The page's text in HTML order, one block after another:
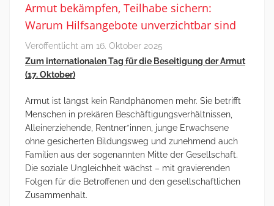
Armut bekämpfen, Teilhabe sichern:
Warum Hilfsangebote unverzichtbar sind
Veröffentlicht am 16. Oktober 2025
Zum internationalen Tag für die Beseitigung der Armut
(17. Oktober)
Armut ist längst kein Randphänomen mehr. Sie betrifft
Menschen in prekären Beschäftigungsverhältnissen,
Alleinerziehende, Rentner*innen, junge Erwachsene
ohne gesicherten Bildungsweg und zunehmend auch
Familien aus der sogenannten Mitte der Gesellschaft.
Die soziale Ungleichheit wächst – mit gravierenden
Folgen für die Betroffenen und den gesellschaftlichen
Zusammenhalt.